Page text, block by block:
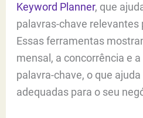
Keyword Planner, que
palavras-chave relevantes
Essas ferramentas
mensal, a concorrência e
palavra-chave, o que
adequadas para o seu